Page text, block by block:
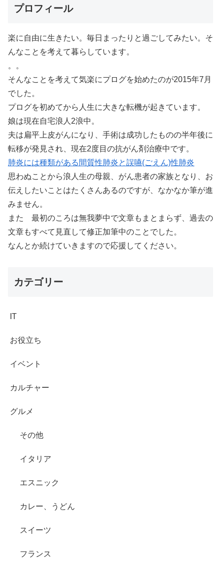
プロフィール
楽に自由に生きたい。毎日まったりと過ごしてみたい。そ
んなことを考えて暮らしています。
。。
そんなことを考えて気楽にプログを始めたのが2015年7月
でした。
プログを初めてから人生に大きな転機が起きています。
娘は現在自宅浪人2浪中。
夫は扁平上皮がんになり、手術は成功したものの半年後に
転移が発見され、現在2度目の抗がん剤治療中です。
肺炎には種類がある間質性肺炎と誤嚥(ごえん)性肺炎
思わぬことから浪人生の母親、がん患者の家族となり、お
伝えしたいことはたくさんあるのですが、なかなか筆が進
みません。
また 最初のころは無我夢中で文章もまとまらず、過去の
文章もすべて見直して修正加筆中のことでした。
なんとか続けていきますので応援してください。
カテゴリー
IT
お役立ち
イベント
カルチャー
グルメ
その他
イタリア
エスニック
カレー、うどん
スイーツ
フランス